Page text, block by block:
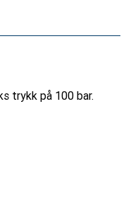
trykk på 100 bar.